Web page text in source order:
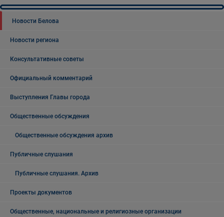
Новости Белова
Новости региона
Консультативные советы
Официальный комментарий
Выступления Главы города
Общественные обсуждения
Общественные обсуждения архив
Публичные слушания
Публичные слушания. Архив
Проекты документов
Общественные, национальные и религиозные организации